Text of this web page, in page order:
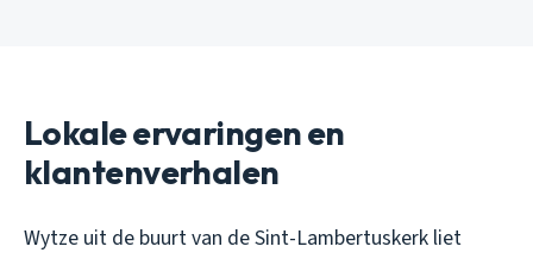
Lokale ervaringen en
klantenverhalen
Wytze uit de buurt van de Sint-Lambertuskerk liet